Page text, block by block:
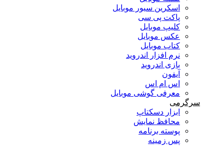
اسکرین سیور موبایل
پاکت پی سی
کلیپ موبایل
عکس موبایل
کتاب موبایل
نرم افزار اندروید
بازی اندروید
آیفون
اس ام اس
معرفی گوشی موبایل
سرگرمی
ابزار دسکتاپ
محافظ نمایش
پوسته برنامه
پس زمینه